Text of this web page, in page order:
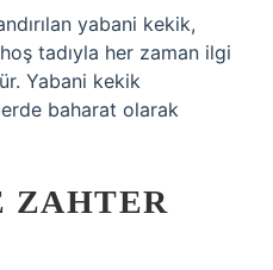
yabani kekik,
tadıyla her zaman ilgi
Yabani kekik
baharat olarak
ZAHTER